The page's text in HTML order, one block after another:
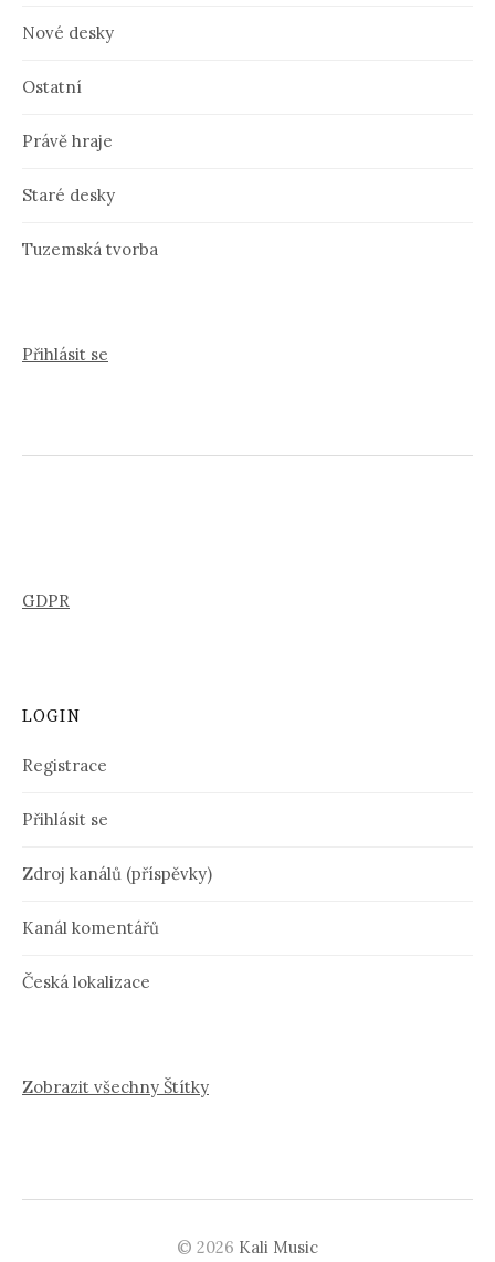
Nové desky
Ostatní
Právě hraje
Staré desky
Tuzemská tvorba
Přihlásit se
GDPR
LOGIN
Registrace
Přihlásit se
Zdroj kanálů (příspěvky)
Kanál komentářů
Česká lokalizace
Zobrazit všechny Štítky
© 2026 Kali Music